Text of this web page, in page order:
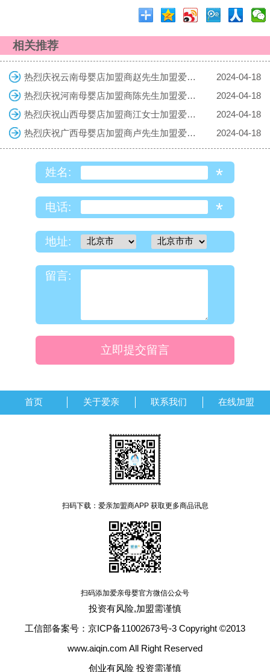
相关推荐
热烈庆祝云南母婴店加盟商赵先生加盟爱亲母婴！预祝生意兴隆！
2024-04-18
热烈庆祝河南母婴店加盟商陈先生加盟爱亲母婴！预祝生意兴隆！
2024-04-18
热烈庆祝山西母婴店加盟商江女士加盟爱亲母婴！预祝生意兴隆！
2024-04-18
热烈庆祝广西母婴店加盟商卢先生加盟爱亲母婴！预祝生意兴隆！
2024-04-18
姓名: *
电话: *
地址:
留言:
立即提交留言
首页 关于爱亲 联系我们 在线加盟
扫码下载：爱亲加盟商APP 获取更多商品讯息
扫码添加爱亲母婴官方微信公众号
投资有风险,加盟需谨慎
工信部备案号：京ICP备11002673号-3 Copyright ©2013
www.aiqin.com All Right Reserved
创业有风险 投资需谨慎